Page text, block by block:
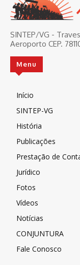
SINTEP/VG -
Aeroporto CEP.
Menu
Início
SINTEP-VG
História
Publicações
Prestação de
Jurídico
Fotos
Vídeos
Notícias
CONJUNTURA
Fale Conosco